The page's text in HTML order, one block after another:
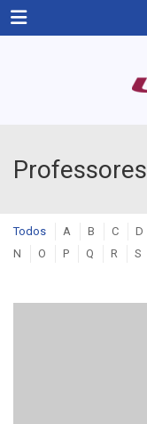
Menu
Professores
Todos A B C D
N
O P Q R S